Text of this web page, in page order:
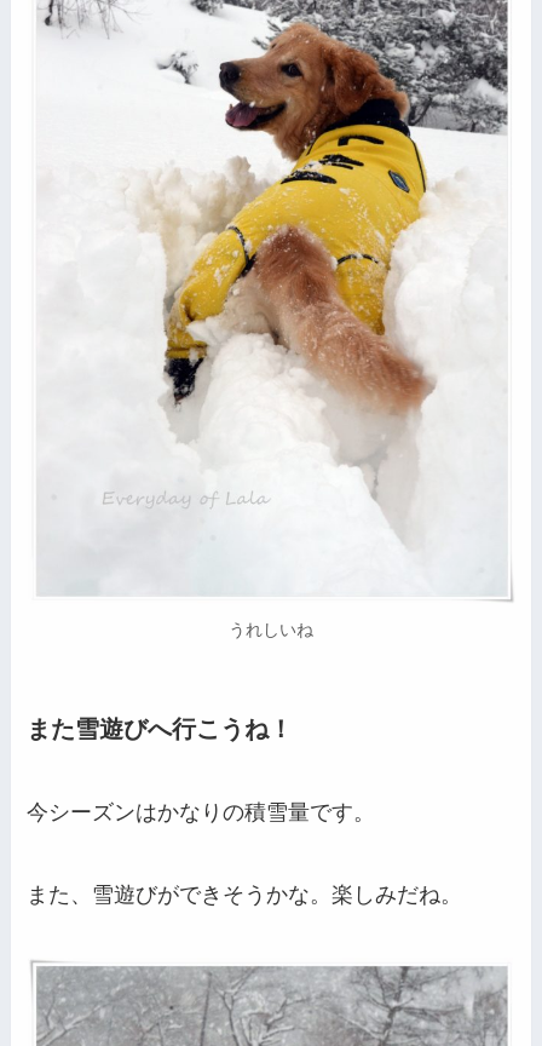
うれしいね
また雪遊びへ行こうね！
今シーズンはかなりの積雪量です。
また、雪遊びができそうかな。楽しみだね。